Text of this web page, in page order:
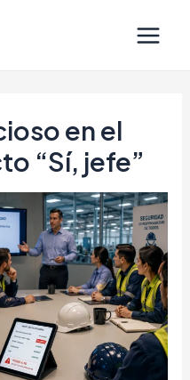
en el
“Sí, jefe”